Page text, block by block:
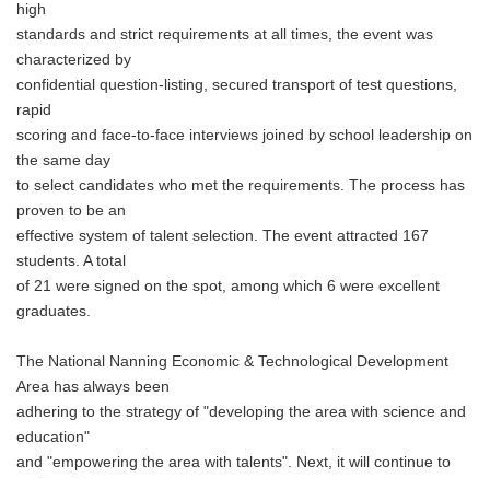
high
standards and strict requirements at all times, the event was
characterized by
confidential question-listing, secured transport of test questions,
rapid
scoring and face-to-face interviews joined by school leadership on
the same day
to select candidates who met the requirements. The process has
proven to be an
effective system of talent selection. The event attracted 167
students. A total
of 21 were signed on the spot, among which 6 were excellent
graduates.
The National Nanning Economic & Technological Development
Area has always been
adhering to the strategy of "developing the area with science and
education"
and "empowering the area with talents". Next, it will continue to